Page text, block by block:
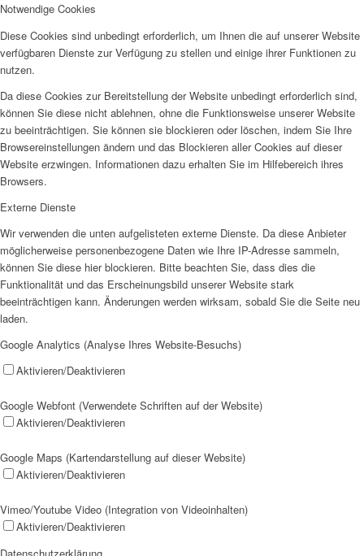
Notwendige Cookies
Diese Cookies sind unbedingt erforderlich, um Ihnen die auf unserer Website
verfügbaren Dienste zur Verfügung zu stellen und einige ihrer Funktionen zu
nutzen.
Da diese Cookies zur Bereitstellung der Website unbedingt erforderlich sind,
können Sie diese nicht ablehnen, ohne die Funktionsweise unserer Website
zu beeinträchtigen. Sie können sie blockieren oder löschen, indem Sie Ihre
Browsereinstellungen ändern und das Blockieren aller Cookies auf dieser
Website erzwingen. Informationen dazu erhalten Sie im Hilfebereich ihres
Browsers.
Externe Dienste
Wir verwenden die unten aufgelisteten externe Dienste. Da diese Anbieter
möglicherweise personenbezogene Daten wie Ihre IP-Adresse sammeln,
können Sie diese hier blockieren. Bitte beachten Sie, dass dies die
Funktionalität und das Erscheinungsbild unserer Website stark
beeinträchtigen kann. Änderungen werden wirksam, sobald Sie die Seite neu
laden.
Google Analytics (Analyse Ihres Website-Besuchs)
Aktivieren/Deaktivieren
Google Webfont (Verwendete Schriften auf der Website)
Aktivieren/Deaktivieren
Google Maps (Kartendarstellung auf dieser Website)
Aktivieren/Deaktivieren
Vimeo/Youtube Video (Integration von Videoinhalten)
Aktivieren/Deaktivieren